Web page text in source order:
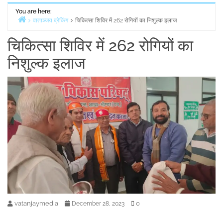
You are here:
वाताञ्जय ब्रेकिंग चिकित्सा शिविर में 262 रोगियों का निशुल्क इलाज
चिकित्सा शिविर में 262 रोगियों का
निशुल्क इलाज
vatanjaymedia December 28, 2023 0